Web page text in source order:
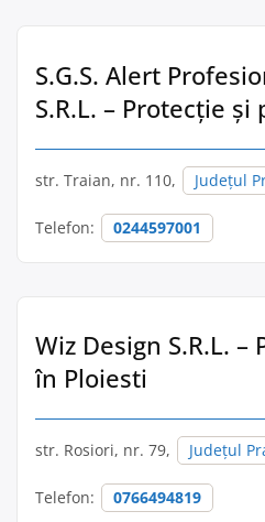
S.G.S. Alert
S.R.L. – Protecție
str. Traian, nr. 110, Județul
Telefon: 0244597001
Wiz Design S.R.L.
în Ploiesti
str. Rosiori, nr. 79, Județul
Telefon: 0766494819